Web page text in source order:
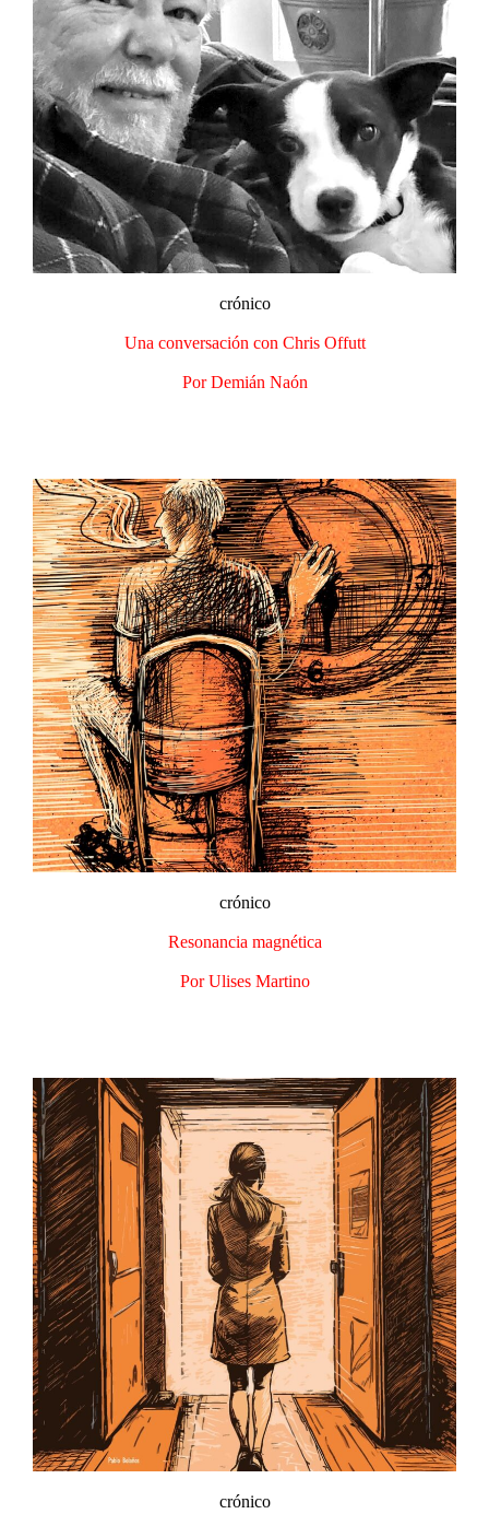
crónico
Una conversación con Chris Offutt​
Por Demián Naón​
crónico
Resonancia magnética
Por Ulises Martino
crónico